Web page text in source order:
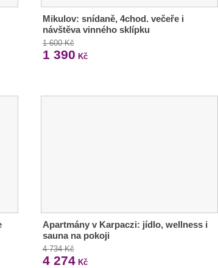
Mikulov: snídaně, 4chod. večeře i
návštěva vinného sklípku
1 600 Kč
1 390 Kč
Apartmány v Karpaczi: jídlo, wellness i
sauna na pokoji
4 734 Kč
4 274Kč